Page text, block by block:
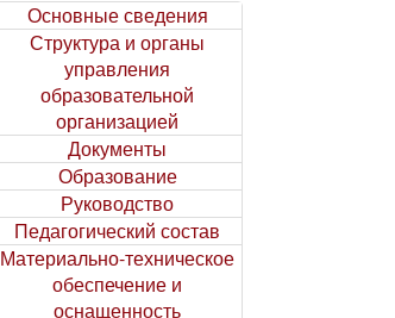
Основные сведения
Структура и органы
управления
образовательной
организацией
Документы
Образование
Руководство
Педагогический состав
Материально-техническое
обеспечение и
оснащенность